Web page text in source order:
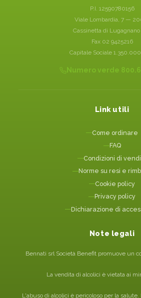
P.I. 12590780156
Viale Lombardia, 7 —
Cassinetta di Lugagnano
Fax 02 9425216
Capitale Sociale
Numero verde
Link utili
Come ordinare
FAQ
Condizioni di
Norme su resi e
Cookie policy
Privacy policy
Dichiarazione di
Note legali
Bennati srl Società Benefit promuove un
La vendita di alcolici è vietata ai
L'abuso di alcolici è pericoloso per la salute.